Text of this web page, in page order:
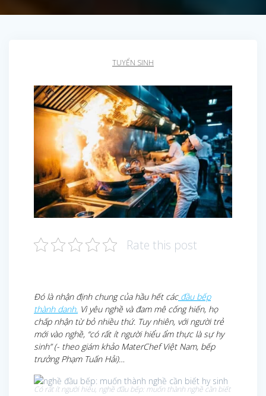
TUYỂN SINH
Rate this post
Đó là nhận định chung của hầu hết cácđầu bếp
thành danh. Vì yêu nghề và đam mê cống hiến, họ
chấp nhận từ bỏ nhiều thứ. Tuy nhiên, với người trẻ
mới vào nghề, “có rất ít người hiểu ẩm thực là sự hy
sinh” (- theo giám khảo MaterChef Việt Nam, bếp
trưởng Phạm Tuấn Hải)…
Có rất ít người hiểu, nghề đầu bếp: muốn thành nghề cần biết